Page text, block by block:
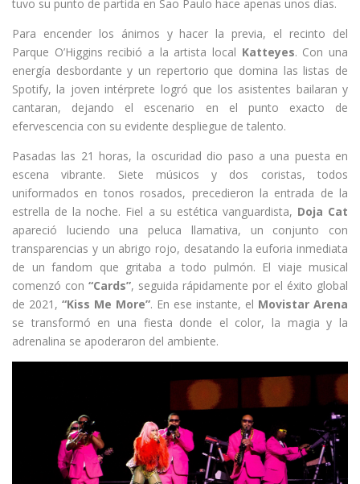
tuvo su punto de partida en Sao Paulo hace apenas unos días.
Para encender los ánimos y hacer la previa, el recinto del
Parque O’Higgins recibió a la artista local Katteyes. Con una
energía desbordante y un repertorio que domina las listas de
Spotify, la joven intérprete logró que los asistentes bailaran y
cantaran, dejando el escenario en el punto exacto de
efervescencia con su evidente despliegue de talento.
Pasadas las 21 horas, la oscuridad dio paso a una puesta en
escena vibrante. Siete músicos y dos coristas, todos
uniformados en tonos rosados, precedieron la entrada de la
estrella de la noche. Fiel a su estética vanguardista, Doja Cat
apareció luciendo una peluca llamativa, un conjunto con
transparencias y un abrigo rojo, desatando la euforia inmediata
de un fandom que gritaba a todo pulmón. El viaje musical
comenzó con “Cards”, seguida rápidamente por el éxito global
de 2021, “Kiss Me More”. En ese instante, el Movistar Arena
se transformó en una fiesta donde el color, la magia y la
adrenalina se apoderaron del ambiente.